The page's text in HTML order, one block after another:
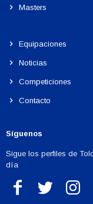
Masters
Equipaciones
Noticias
Competiciones
Contacto
Síguenos
Sigue los perfiles de
día